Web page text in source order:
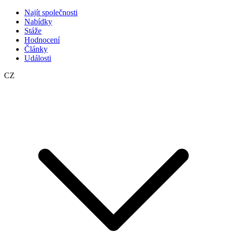
Najít společnosti
Nabídky
Stáže
Hodnocení
Články
Události
CZ